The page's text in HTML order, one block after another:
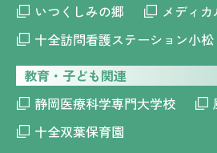
いつくしみの郷
メディ
十全訪問看護ステーション小松
教育・子ども関連
静岡医療科学専門大学校
十全双葉保育園